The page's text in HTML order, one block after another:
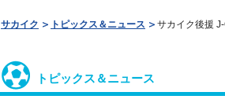
サカイク トピックス＆ニュース サカイク後援
トピックス＆ニュース